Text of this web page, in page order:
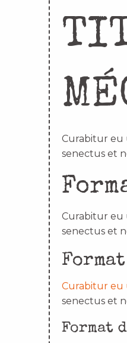
Curabitur eu
senectus et
Curabitur eu
senectus et
Curabitur eu
senectus et
Format